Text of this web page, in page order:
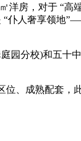
房，对于 “
仆人奢享领地
分校)和五十
成熟配套，